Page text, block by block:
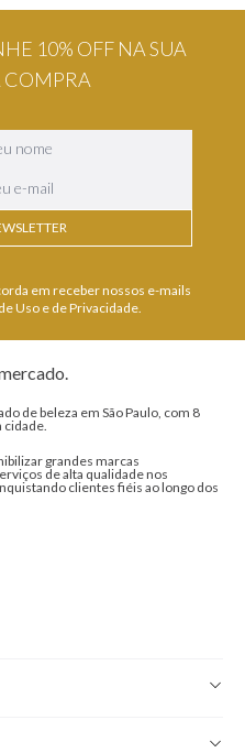
10% OFF NA SUA
COMPRA
em receber nossos e-mails
Uso e de Privacidade.
de beleza em São Paulo, com 8
cidade.
grandes marcas
de alta qualidade nos
clientes fiéis ao longo dos